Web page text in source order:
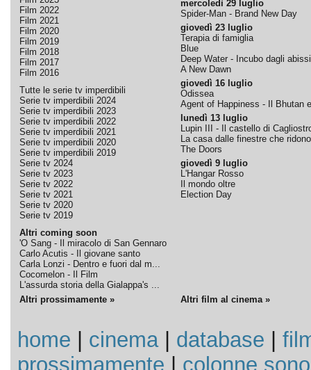
Film 2022
Film 2021
Film 2020
Film 2019
Film 2018
Film 2017
Film 2016
Tutte le serie tv imperdibili
Serie tv imperdibili 2024
Serie tv imperdibili 2023
Serie tv imperdibili 2022
Serie tv imperdibili 2021
Serie tv imperdibili 2020
Serie tv imperdibili 2019
Serie tv 2024
Serie tv 2023
Serie tv 2022
Serie tv 2021
Serie tv 2020
Serie tv 2019
Altri coming soon
'O Sang - Il miracolo di San Gennaro
Carlo Acutis - Il giovane santo
Carla Lonzi - Dentro e fuori dal m...
Cocomelon - Il Film
L'assurda storia della Gialappa's ...
mercoledì 29 luglio
Spider-Man - Brand New Day
giovedì 23 luglio
Terapia di famiglia
Blue
Deep Water - Incubo dagli abissi
A New Dawn
giovedì 16 luglio
Odissea
Agent of Happiness - Il Bhutan
lunedì 13 luglio
Lupin III - Il castello di
La casa dalle finestre che ridono
The Doors
giovedì 9 luglio
L'Hangar Rosso
Il mondo oltre
Election Day
Altri prossimamente » Altri film al cinema »
home cinema| database
prossimamente
colonne